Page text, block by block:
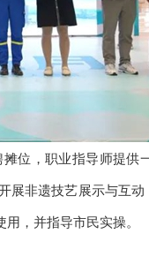
位，职业指导师提供
展非遗技艺展示与互
，并指导市民实操。